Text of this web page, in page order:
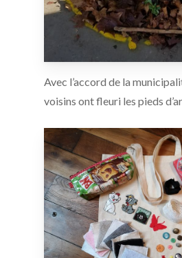
Avec l’accord de la
voisins ont fleuri les pieds